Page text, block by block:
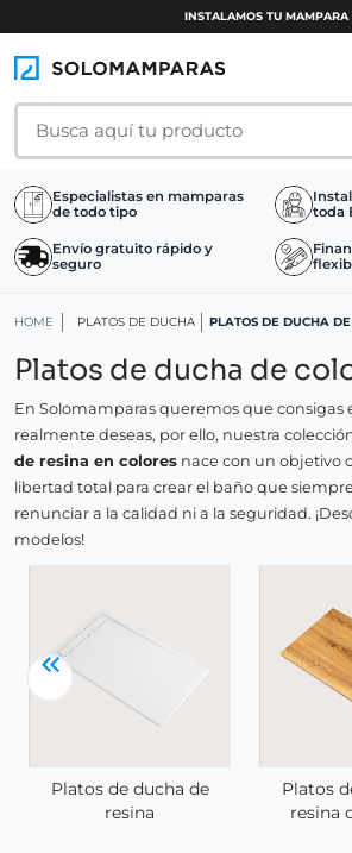
INSTALAMOS TU MAMPARA
Especialistas en mamparas
de todo tipo
toda
Envío gratuito rápido y
seguro
HOME PLATOS DE DUCHA PLATOS DE DUCHA DE
Platos de ducha de
En Solomamparas queremos que consigas
realmente deseas, por ello, nuestra
de resina en colores nace con un objetivo
libertad total para crear el baño que
renunciar a la calidad ni a la seguridad.
modelos!
Platos de ducha de
resina
Platos
resina